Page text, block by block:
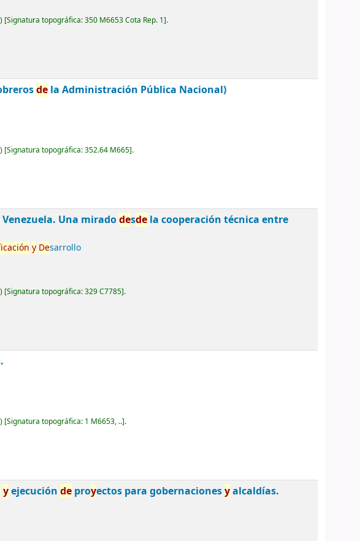
Signatura topográfica:350 M6653 Cota Rep. 1 .
de la Administración Pública Nacional)
Signatura topográfica:352.64 M665 .
Una miradodesde la cooperación técnica entre
y Desarrollo
Signatura topográfica:329 C7785 .
Signatura topográfica: 1 M6653, .. .
yejecuciónde proyectos para gobernacionesyalcaldías.